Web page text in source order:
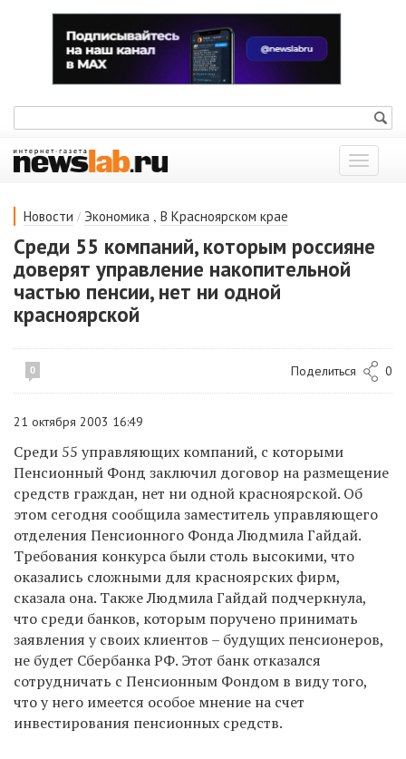
Показать
меню
Новости / Экономика , В Красноярском крае
Среди 55 компаний, которым россияне
доверят управление накопительной
частью пенсии, нет ни одной
красноярской
0 Поделиться 0
21 октября 2003 16:49
Среди 55 управляющих компаний, с которыми
Пенсионный Фонд заключил договор на размещение
средств граждан, нет ни одной красноярской. Об
этом сегодня сообщила заместитель управляющего
отделения Пенсионного Фонда Людмила Гайдай.
Требования конкурса были столь высокими, что
оказались сложными для красноярских фирм,
сказала она. Также Людмила Гайдай подчеркнула,
что среди банков, которым поручено принимать
заявления у своих клиентов – будущих пенсионеров,
не будет Сбербанка РФ. Этот банк отказался
сотрудничать с Пенсионным Фондом в виду того,
что у него имеется особое мнение на счет
инвестирования пенсионных средств.